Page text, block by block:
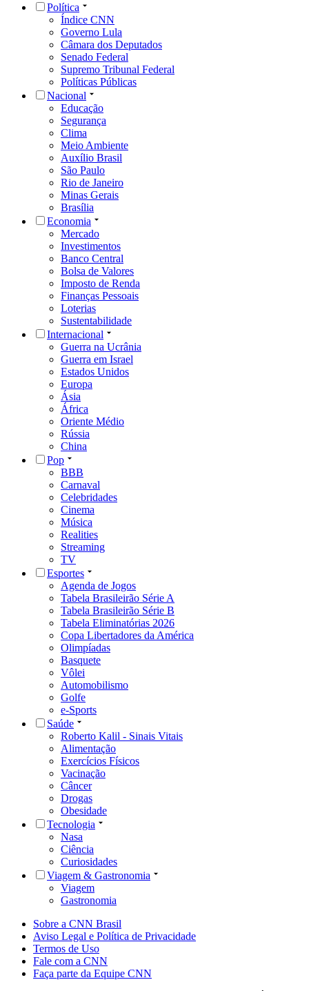
Política
Índice CNN
Governo Lula
Câmara dos Deputados
Senado Federal
Supremo Tribunal Federal
Políticas Públicas
Nacional
Educação
Segurança
Clima
Meio Ambiente
Auxílio Brasil
São Paulo
Rio de Janeiro
Minas Gerais
Brasília
Economia
Mercado
Investimentos
Banco Central
Bolsa de Valores
Imposto de Renda
Finanças Pessoais
Loterias
Sustentabilidade
Internacional
Guerra na Ucrânia
Guerra em Israel
Estados Unidos
Europa
Ásia
África
Oriente Médio
Rússia
China
Pop
BBB
Carnaval
Celebridades
Cinema
Música
Realities
Streaming
TV
Esportes
Agenda de Jogos
Tabela Brasileirão Série A
Tabela Brasileirão Série B
Tabela Eliminatórias 2026
Copa Libertadores da América
Olimpíadas
Basquete
Vôlei
Automobilismo
Golfe
e-Sports
Saúde
Roberto Kalil - Sinais Vitais
Alimentação
Exercícios Físicos
Vacinação
Câncer
Drogas
Obesidade
Tecnologia
Nasa
Ciência
Curiosidades
Viagem & Gastronomia
Viagem
Gastronomia
Sobre a CNN Brasil
Aviso Legal e Política de Privacidade
Termos de Uso
Fale com a CNN
Faça parte da Equipe CNN